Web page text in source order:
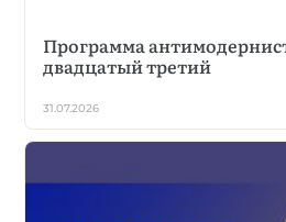
Программа
двадцатый третий
31.07.2026